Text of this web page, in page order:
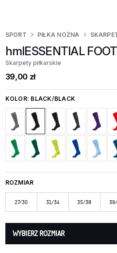
SPORT PIŁKA NOŻNA
hmlESSENTIAL
Skarpety piłkarskie
39,00 zł
KOLOR: BLACK/BLACK
ROZMIAR
27/30 31/34 35/38
WYBIERZ ROZMIAR